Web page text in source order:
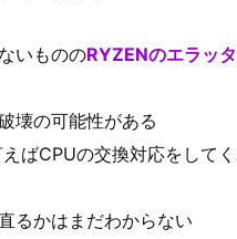
いもののRYZENのエラッ
壊の可能性がある
ばCPUの交換対応をして
るかはまだわからない